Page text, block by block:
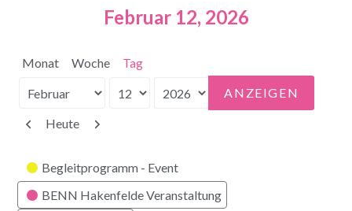
Februar 12, 2026
Monat Woche Tag
Monat
Tag
Jahr
Zurück
Heute Weiter
Kategorien
Begleitprogramm - Event
BENN Hakenfelde Veranstaltung